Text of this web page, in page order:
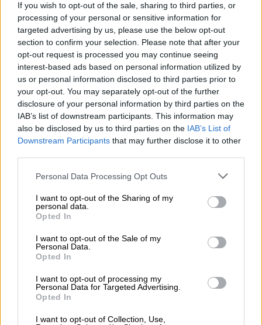
If you wish to opt-out of the sale, sharing to third parties, or
processing of your personal or sensitive information for
targeted advertising by us, please use the below opt-out
section to confirm your selection. Please note that after your
opt-out request is processed you may continue seeing
interest-based ads based on personal information utilized by
us or personal information disclosed to third parties prior to
your opt-out. You may separately opt-out of the further
disclosure of your personal information by third parties on the
IAB’s list of downstream participants. This information may
also be disclosed by us to third parties on the IAB’s List of
Downstream Participants that may further disclose it to other
Please note that this website/app uses one or more Google
not limited to your visit or usage behaviour. You may click to
grant or deny consent to Google and its third-party tags to
use your data for below specified purposes in below Google
consent section.
Personal Data Processing Opt Outs
I want to opt-out of the Sharing of my
personal data.
Opted In
I want to opt-out of the Sale of my
Personal Data.
Opted In
I want to opt-out of processing my
Personal Data for Targeted Advertising.
Opted In
I want to opt-out of Collection, Use,
Με έχουνε πεθάνει… πέντε φορές φέτος,
πέρυσι με είχανε πεθάνει πιο πολλές φορές.
Τι στο διάολο, γιατί με πεθαίνουν δεν ξέρω,
τι μανία έχουνε πάθει!“Πέθανε”, λέει, “κλαίει
όλη η Ελλάδα!”. Τώρα η Λιάγκας γελάει…
“Κλαίει όλη η Ελλάδα, πέθανε ο Πάνος
Μιχαλόπουλος!”. Στον Γιώργο έλειψα;»,
σχολίασε με το γνωστό του χιούμορ.
Αναφερόμενος στη νέα τηλεοπτική πρόταση
που δέχθηκε, ο ηθοποιός αποκάλυψε πως ο
άνθρωπος που τον έπεισε να επιστρέψει
ήταν ο Πάνος Αμαραντίδης. «
ότι μου έγινε πρόταση από τον Πάνο
Αμαραντίδη, που τον θεωρώ πάνω από
έχουμε κάνει μαζί μια τεράστια τηλεοπτική
επιτυχία, το “Η Ώρα η Καλή”. Μου είχε κάνει,
λοιπόν, πριν από δύο μήνες μια πρόταση.
Είχε στα χέρια του ένα πρότζεκτ από την